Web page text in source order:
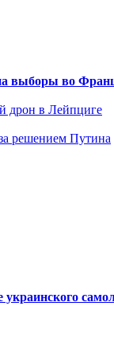
выборы во
дрон в Лейпциге
решением Путина